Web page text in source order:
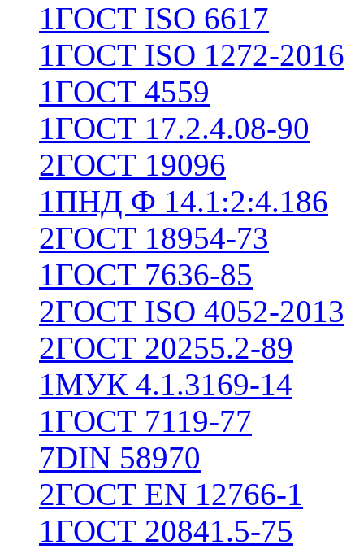
1ГОСТ ISO 6617
1ГОСТ ISO 1272-2016
1ГОСТ 4559
1ГОСТ 17.2.4.08-90
2ГОСТ 19096
1ПНД Ф 14.1:2:4.186
2ГОСТ 18954-73
1ГОСТ 7636-85
2ГОСТ ISO 4052-2013
2ГОСТ 20255.2-89
1МУК 4.1.3169-14
1ГОСТ 7119-77
7DIN 58970
2ГОСТ EN 12766-1
1ГОСТ 20841.5-75